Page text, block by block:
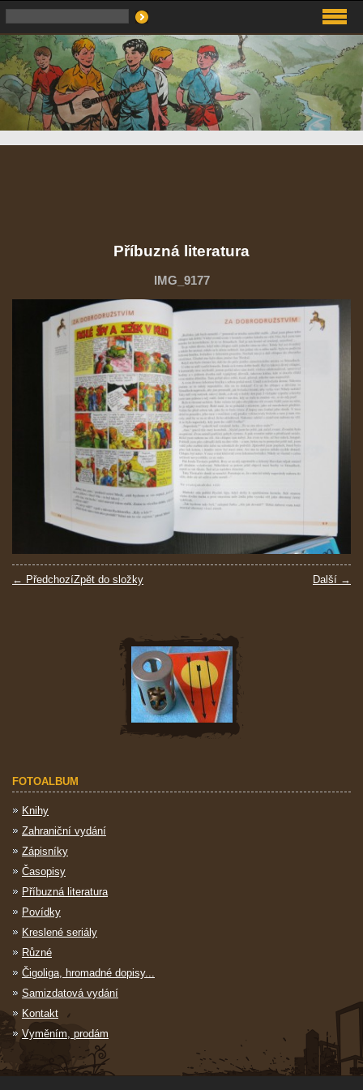
Příbuzná literatura
IMG_9177
← Předchozí Další →
Zpět do složky
FOTOALBUM
Knihy
Zahraniční vydání
Zápisníky
Časopisy
Příbuzná literatura
Povídky
Kreslené seriály
Různé
Čigoliga, hromadné dopisy...
Samizdatová vydání
Kontakt
Vyměním, prodám